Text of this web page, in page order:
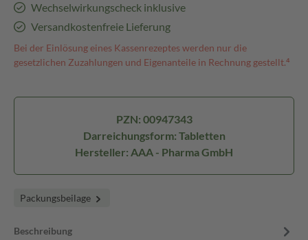
Wechselwirkungscheck inklusive
Versandkostenfreie Lieferung
Bei der Einlösung eines Kassenrezeptes werden nur die
gesetzlichen Zuzahlungen und Eigenanteile in Rechnung gestellt.⁴
PZN: 00947343
Darreichungsform: Tabletten
Hersteller: AAA - Pharma GmbH
Packungsbeilage
Beschreibung